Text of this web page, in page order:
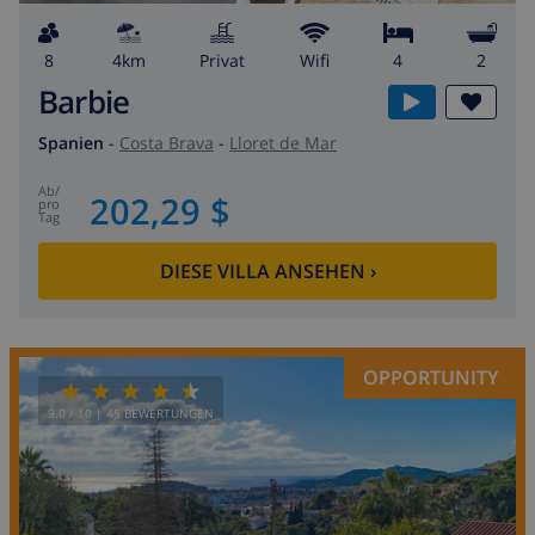
8 4km Privat wifi 4 2
Barbie
Spanien - Costa Brava - Lloret de Mar
ab/
pro
Tag 202,29 $
DIESE VILLA ANSEHEN ›
9.0 / 10 |45 BEWERTUNGEN
OPPORTUNITY